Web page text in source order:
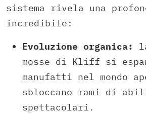
sistema rivela una
incredibile:
Evoluzione organica:
mosse di Kliff si
manufatti nel mondo
sbloccano rami di
spettacolari.